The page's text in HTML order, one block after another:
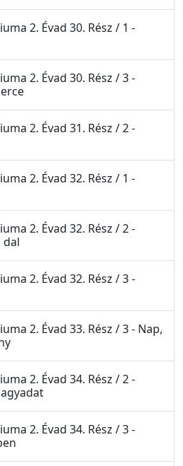
2. Évad 30. Rész / 1 -
2. Évad 30. Rész / 3 -
2. Évad 31. Rész / 2 -
2. Évad 32. Rész / 1 -
2. Évad 32. Rész / 2 -
dal
2. Évad 32. Rész / 3 -
2. Évad 33. Rész / 3 - Nap,
2. Évad 34. Rész / 2 -
2. Évad 34. Rész / 3 -